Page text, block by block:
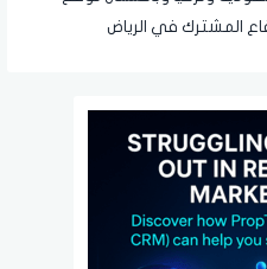
المشترك في الرياض